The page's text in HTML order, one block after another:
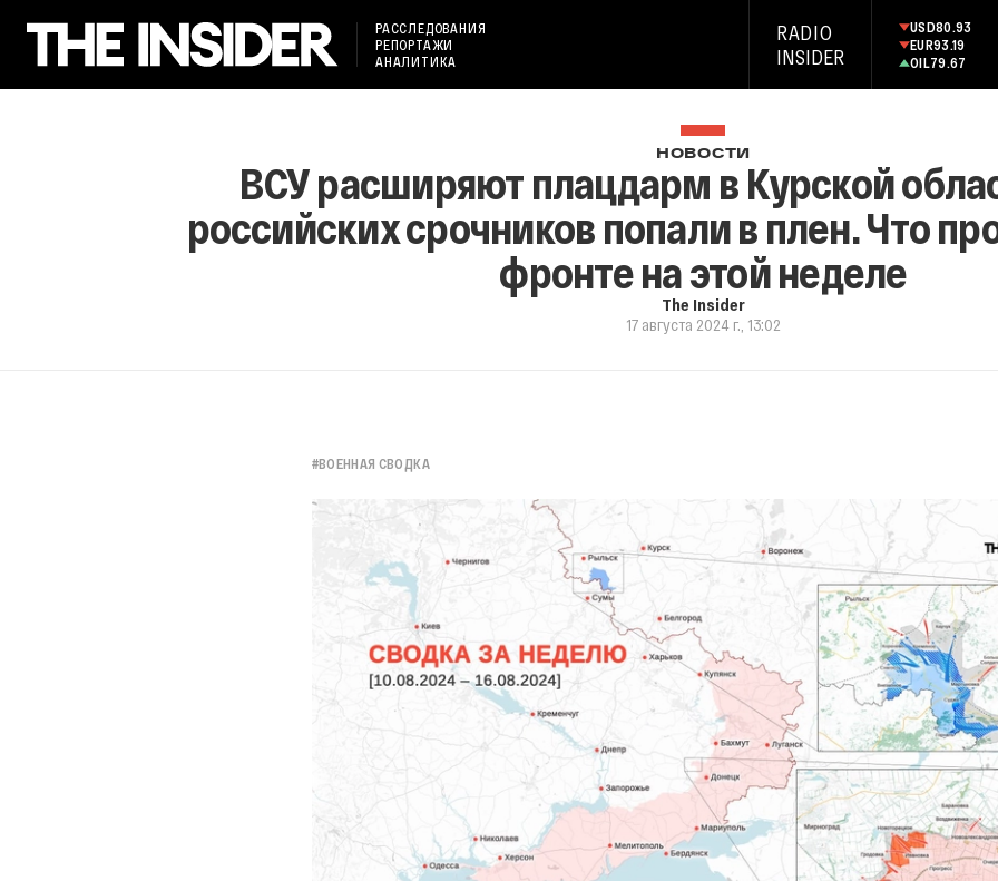
РАССЛЕДОВАНИЯ
РЕПОРТАЖИ
АНАЛИТИКА
RADIO
INSIDER
USD80.93
EUR93.19
OIL79.67
НОВОСТИ
ВСУ расширяют плацдарм в Курской
российских срочников попали в плен. Что
фронте на этой неделе
The Insider
17 августа 2024 г., 13:02
#ВОЕННАЯ СВОДКА